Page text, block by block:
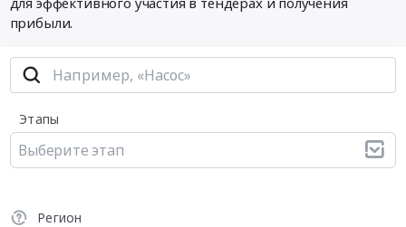
прибыли.
Этапы
Выберите этап
Регион